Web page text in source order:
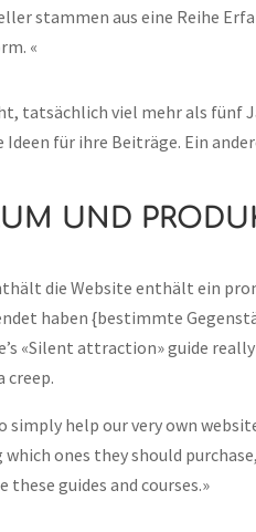
stammen aus eine Reihe
«
tatsächlich viel mehr als fünf
für ihre Beiträge. Ein
UND
die Website enthält ein
haben {bestimmte
«Silent attraction» guide
creep.
simply help our very own
ones they should
guides and courses.»